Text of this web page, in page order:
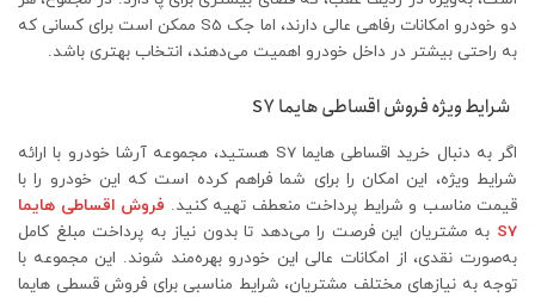
دو خودرو امکانات رفاهی عالی دارند، اما جک S5 ممکن است برای کسانی که
به راحتی بیشتر در داخل خودرو اهمیت می‌دهند، انتخاب بهتری باشد.
شرایط ویژه فروش اقساطی هایما S7
اگر به دنبال خرید اقساطی هایما S7 هستید، مجموعه آرشا خودرو با ارائه
شرایط ویژه، این امکان را برای شما فراهم کرده است که این خودرو را با
قیمت مناسب و شرایط پرداخت منعطف تهیه کنید. فروش اقساطی هایما
S7 به مشتریان این فرصت را می‌دهد تا بدون نیاز به پرداخت مبلغ کامل
به‌صورت نقدی، از امکانات عالی این خودرو بهره‌مند شوند. این مجموعه با
توجه به نیازهای مختلف مشتریان، شرایط مناسبی برای فروش قسطی هایما